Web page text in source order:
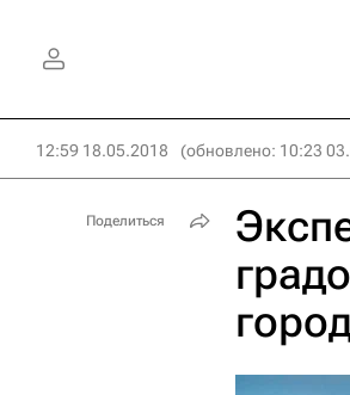
12:59 18.05.2018 (обновлено: 10:23
Поделиться